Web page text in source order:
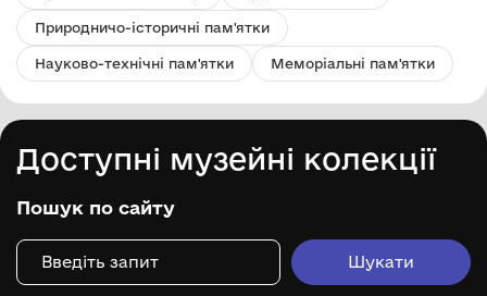
Природничо-історичні пам'ятки
Науково-технічні пам'ятки Меморіальні пам'ятки
Доступні музейні колекції
Пошук по сайту